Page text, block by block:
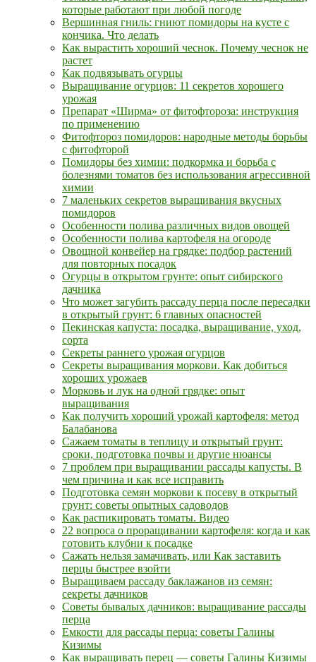
которые работают при любой погоде
Вершинная гниль: гниют помидоры на кусте с
кончика. Что делать
Как вырастить хороший чеснок. Почему чеснок не
растет
Как подвязывать огурцы
Выращивание огурцов: 11 секретов хорошего
урожая
Препарат «Ширма» от фитофтороза: инструкция
по применению
Фитофтороз помидоров: народные методы борьбы
с фитофторой
Помидоры без химии: подкормка и борьба с
болезнями томатов без использования агрессивной
химии
7 маленьких секретов выращивания вкусных
помидоров
Особенности полива различных видов овощей
Особенности полива картофеля на огороде
Овощной конвейер на грядке: подбор растений
для повторных посадок
Огурцы в открытом грунте: опыт сибирского
дачника
Что может загубить рассаду перца после пересадки
в открытый грунт: 6 главных опасностей
Пекинская капуста: посадка, выращивание, уход,
сорта
Секреты раннего урожая огурцов
Секреты выращивания моркови. Как добиться
хороших урожаев
Морковь и лук на одной грядке: опыт
выращивания
Как получить хороший урожай картофеля: метод
Балабанова
Сажаем томаты в теплицу и открытый грунт:
сроки, подготовка почвы и другие нюансы
7 проблем при выращивании рассады капусты. В
чем причина и как все исправить
Подготовка семян моркови к посеву в открытый
грунт: советы опытных садоводов
Как распикировать томаты. Видео
22 вопроса о проращивании картофеля: когда и как
готовить клубни к посадке
Сажать нельзя замачивать, или Как заставить
перцы быстрее взойти
Выращиваем рассаду баклажанов из семян:
секреты дачников
Советы бывалых дачников: выращивание рассады
перца
Емкости для рассады перца: советы Галины
Кизимы
Как выращивать перец — советы Галины Кизимы